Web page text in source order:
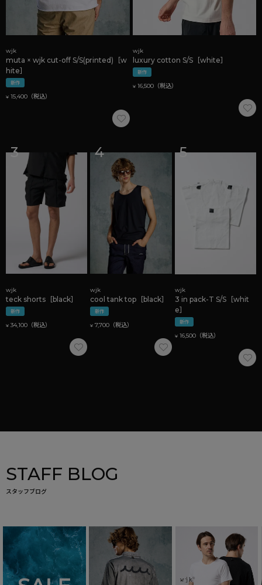
wjk
muta × wjk cut-off S/S(printed)［w
hite］
新作
¥ 15,400
wjk
luxury cotton S/S［white］
新作
¥ 16,500
wjk
teck shorts［black］
新作
¥ 34,100
wjk
cool tank top［black］
新作
¥ 7,700
wjk
3 in pack-T S/S［whit
e］
新作
¥ 16,500
STAFF BLOG
スタッフブログ